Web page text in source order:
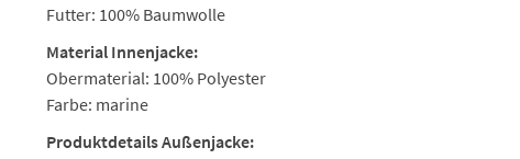
Futter: 100% Baumwolle
Material Innenjacke:
Obermaterial: 100% Polyester
Farbe: marine
Produktdetails Außenjacke: